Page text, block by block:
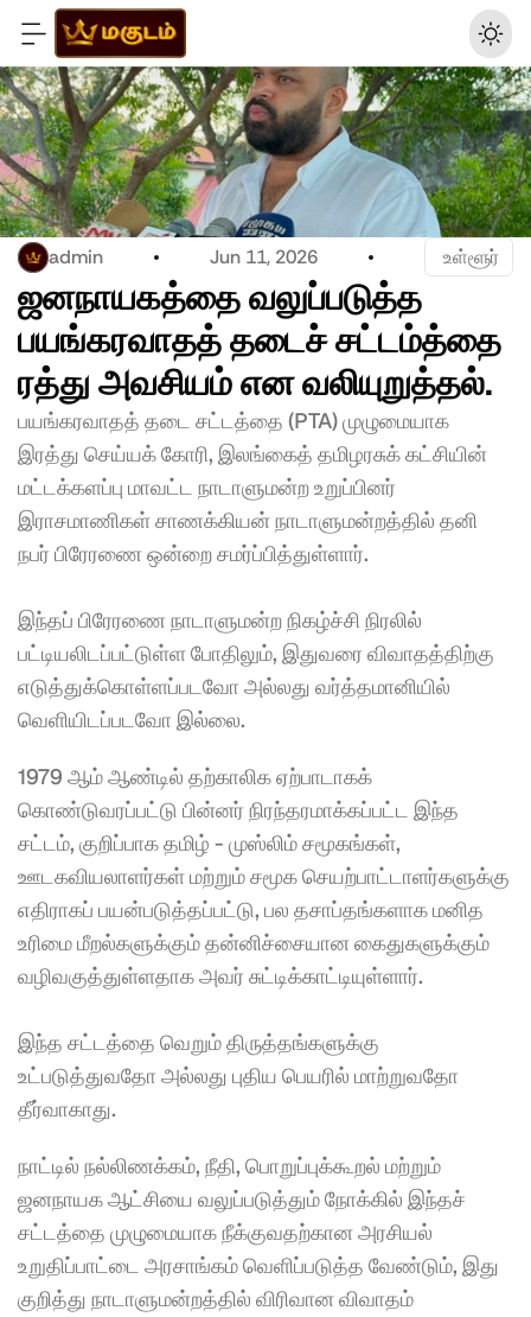
admin Jun 11, 2026 உள்ளூர்
ஜனநாயகத்தை வலுப்படுத்த
பயங்கரவாதத் தடைச் சட்டம்த்தை
ரத்து அவசியம் என வலியுறுத்தல்.
பயங்கரவாதத் தடை சட்டத்தை (PTA) முழுமையாக
இரத்து செய்யக் கோரி, இலங்கைத் தமிழரசுக் கட்சியின்
மட்டக்களப்பு மாவட்ட நாடாளுமன்ற உறுப்பினர்
இராசமாணிகள் சாணக்கியன் நாடாளுமன்றத்தில் தனி
நபர் பிரேரணை ஒன்றை சமர்ப்பித்துள்ளார்.
இந்தப் பிரேரணை நாடாளுமன்ற நிகழ்ச்சி நிரலில்
பட்டியலிடப்பட்டுள்ள போதிலும், இதுவரை விவாதத்திற்கு
எடுத்துக்கொள்ளப்படவோ அல்லது வர்த்தமானியில்
வெளியிடப்படவோ இல்லை.
1979 ஆம் ஆண்டில் தற்காலிக ஏற்பாடாகக்
கொண்டுவரப்பட்டு பின்னர் நிரந்தரமாக்கப்பட்ட இந்த
சட்டம், குறிப்பாக தமிழ் - முஸ்லிம் சமூகங்கள்,
ஊடகவியலாளர்கள் மற்றும் சமூக செயற்பாட்டாளர்களுக்கு
எதிராகப் பயன்படுத்தப்பட்டு, பல தசாப்தங்களாக மனித
உரிமை மீறல்களுக்கும் தன்னிச்சையான கைதுகளுக்கும்
வழிவகுத்துள்ளதாக அவர் சுட்டிக்காட்டியுள்ளார்.
இந்த சட்டத்தை வெறும் திருத்தங்களுக்கு
உட்படுத்துவதோ அல்லது புதிய பெயரில் மாற்றுவதோ
தீர்வாகாது.
நாட்டில் நல்லிணக்கம், நீதி, பொறுப்புக்கூறல் மற்றும்
ஜனநாயக ஆட்சியை வலுப்படுத்தும் நோக்கில் இந்தச்
சட்டத்தை முழுமையாக நீக்குவதற்கான அரசியல்
உறுதிப்பாட்டை அரசாங்கம் வெளிப்படுத்த வேண்டும், இது
குறித்து நாடாளுமன்றத்தில் விரிவான விவாதம்